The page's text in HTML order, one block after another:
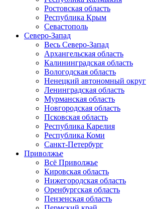
Ростовская область
Республика Крым
Севастополь
Северо-Запад
Весь Северо-Запад
Архангельская область
Калининградская область
Вологодская область
Ненецкий автономный округ
Ленинградская область
Мурманская область
Новгородская область
Псковская область
Республика Карелия
Республика Коми
Санкт-Петербург
Приволжье
Всё Приволжье
Кировская область
Нижегородская область
Оренбургская область
Пензенская область